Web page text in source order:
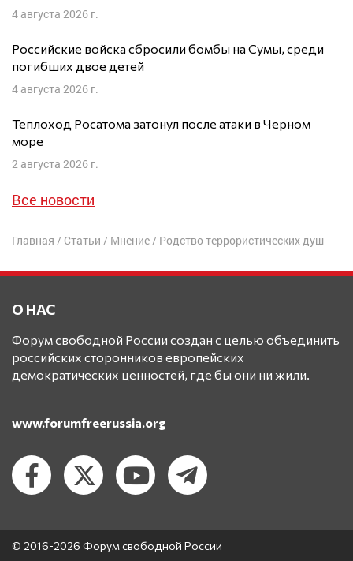
4 августа 2026 г.
Российские войска сбросили бомбы на Сумы, среди
погибших двое детей
4 августа 2026 г.
Теплоход Росатома затонул после атаки в Черном
море
2 августа 2026 г.
Все новости
Главная / Статьи / Мнение/ Родство террористических душ
О НАС
Форум свободной России создан с целью объединить
российских сторонников европейских
демократических ценностей, где бы они ни жили.
www.forumfreerussia.org
© 2016-2026 Форум свободной России